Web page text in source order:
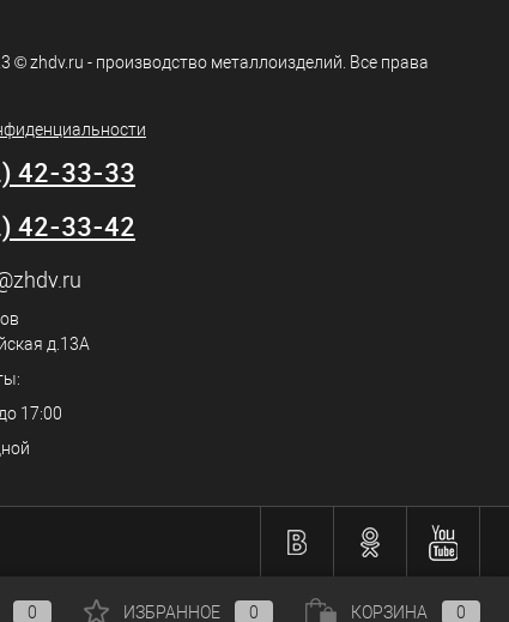
© zhdv.ru - производство металлоизделий. Все права
42-33-33
42-33-42
д.13А
17:00
0 ИЗБРАННОЕ 0 КОРЗИНА 0